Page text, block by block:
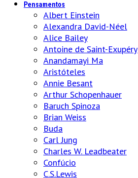
Pensamentos
Albert Einstein
Alexandra David-Néel
Alice Bailey
Antoine de Saint-Exupéry
Anandamayi Ma
Aristóteles
Annie Besant
Arthur Schopenhauer
Baruch Spinoza
Brian Weiss
Buda
Carl Jung
Charles W. Leadbeater
Confúcio
C.S.Lewis